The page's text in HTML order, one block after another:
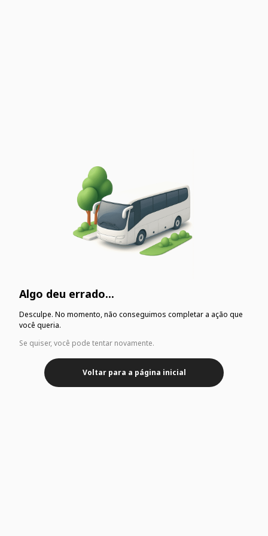
Algo deu errado...
Desculpe. No momento, não conseguimos completar a ação que
você queria.
Se quiser, você pode tentar novamente.
Voltar para a página inicial